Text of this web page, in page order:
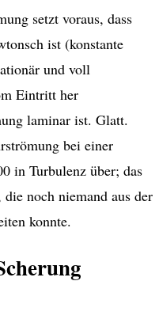
setzt voraus, dass
ist (konstante
und voll
Eintritt her
laminar ist. Glatt.
bei einer
in Turbulenz über; das
noch niemand aus der
konnte.